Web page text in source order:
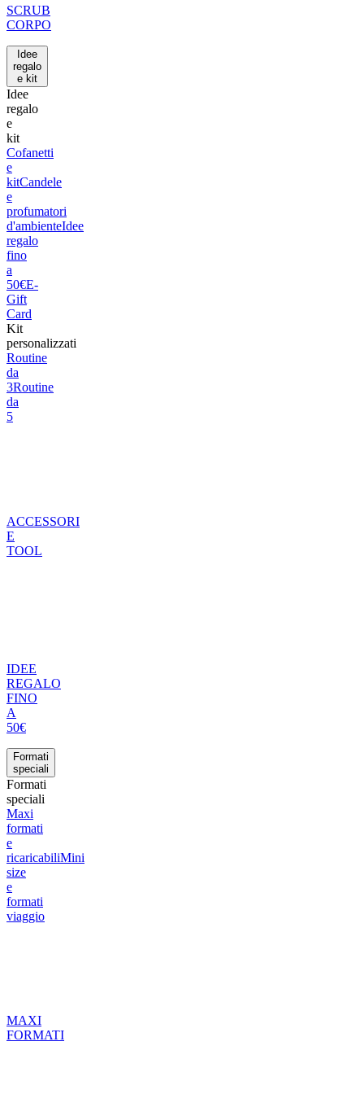
SCRUB
CORPO
Idee
regalo
e kit
Idee
regalo
e
kit
Cofanetti
e
kitCandele
e
profumatori
d'ambienteIdee
regalo
fino
a
50€E-
Gift
Card
Kit
personalizzati
Routine
da
3Routine
da
5
ACCESSORI
E
TOOL
IDEE
REGALO
FINO
A
50€
Formati
speciali
Formati
speciali
Maxi
formati
e
ricaricabiliMini
size
e
formati
viaggio
MAXI
FORMATI